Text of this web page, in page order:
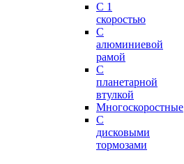
С 1
скоростью
С
алюминиевой
рамой
С
планетарной
втулкой
Многоскоростные
С
дисковыми
тормозами